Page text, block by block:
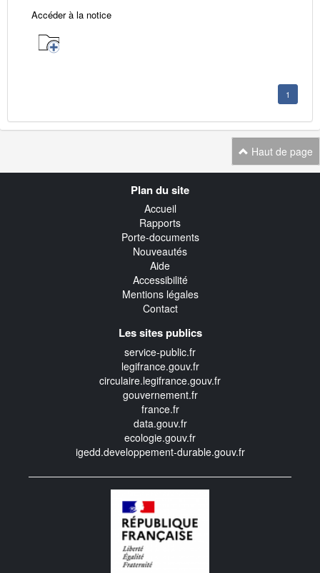
Accéder à la notice
1
Haut de page
Plan du site
Accueil
Rapports
Porte-documents
Nouveautés
Aide
Accessibilité
Mentions légales
Contact
Les sites publics
service-public.fr
legifrance.gouv.fr
circulaire.legifrance.gouv.fr
gouvernement.fr
france.fr
data.gouv.fr
ecologie.gouv.fr
igedd.developpement-durable.gouv.fr